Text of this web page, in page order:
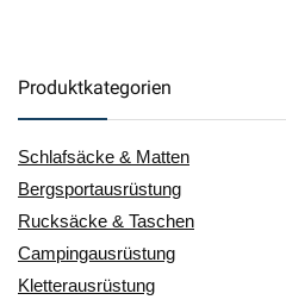
Produktkategorien
Schlafsäcke & Matten
Bergsportausrüstung
Rucksäcke & Taschen
Campingausrüstung
Kletterausrüstung